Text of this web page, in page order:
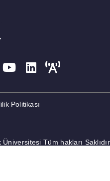
Politikası
Tüm hakları Saklıdır